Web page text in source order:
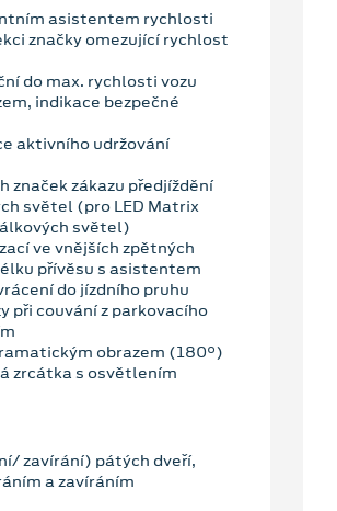
asistentem rychlosti
značky omezující rychlost
do max. rychlosti vozu
indikace bezpečné
aktivního udržování
značek zákazu předjíždění
světel (pro LED Matrix
světel)
ve vnějších zpětných
přívěsu s asistentem
do jízdního pruhu
při couvání z parkovacího
obrazem (180°)
zrcátka s osvětlením
zavírání) pátých dveří,
a zavíráním